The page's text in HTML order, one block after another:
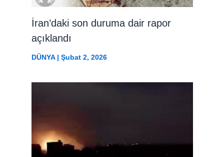
İran’daki son duruma dair rapor
açıklandı
DÜNYA| Şubat 2, 2026